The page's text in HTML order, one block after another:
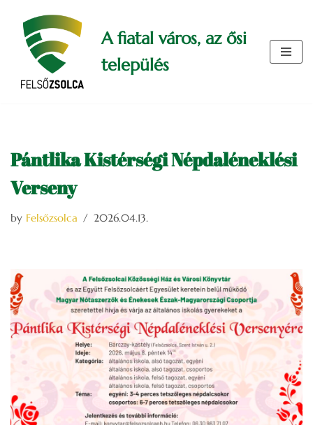
Skip
content
A fiatal város, az ősi
település
Pántlika Kistérségi Népdaléneklési
Verseny
by Felsőzsolca 2026.04.13.